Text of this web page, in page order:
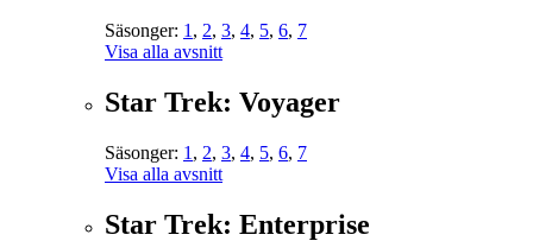
Säsonger: 1 , 2, 3, 4, 5, 6, 7
Visa alla avsnitt
Star Trek: Voyager
Säsonger: 1 , 2, 3, 4, 5, 6, 7
Visa alla avsnitt
Star Trek: Enterprise